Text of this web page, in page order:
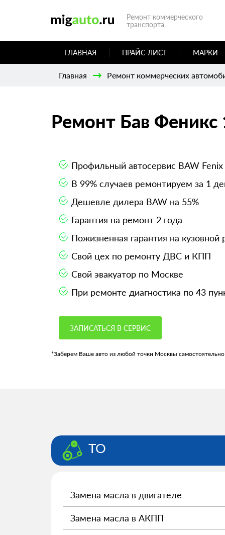
Ремонт коммерческого
транспорта
ГЛАВНАЯ ПРАЙС-ЛИСТ МАРКИ
Главная Ремонт коммерческих
Ремонт Бав Феникс
Профильный автосервис BAW
В 99% случаев ремонтируем за 1
Дешевле дилера BAW на 55%
Гарантия на ремонт 2 года
Пожизненная гарантия на кузовной
Свой цех по ремонту ДВС и КПП
Свой эвакуатор по Москве
При ремонте диагностика по 43
ЗАПИСАТЬСЯ В СЕРВИС
*Заберем Ваше авто из любой точки Москвы самостоятельно
ТО
Замена масла в двигателе
Замена масла в АКПП